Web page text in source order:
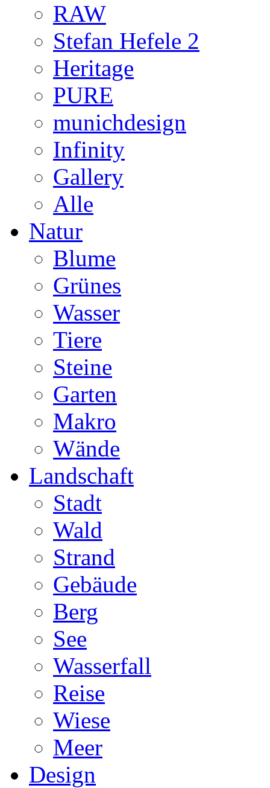
RAW
Stefan Hefele 2
Heritage
PURE
munichdesign
Infinity
Gallery
Alle
Natur
Blume
Grünes
Wasser
Tiere
Steine
Garten
Makro
Wände
Landschaft
Stadt
Wald
Strand
Gebäude
Berg
See
Wasserfall
Reise
Wiese
Meer
Design